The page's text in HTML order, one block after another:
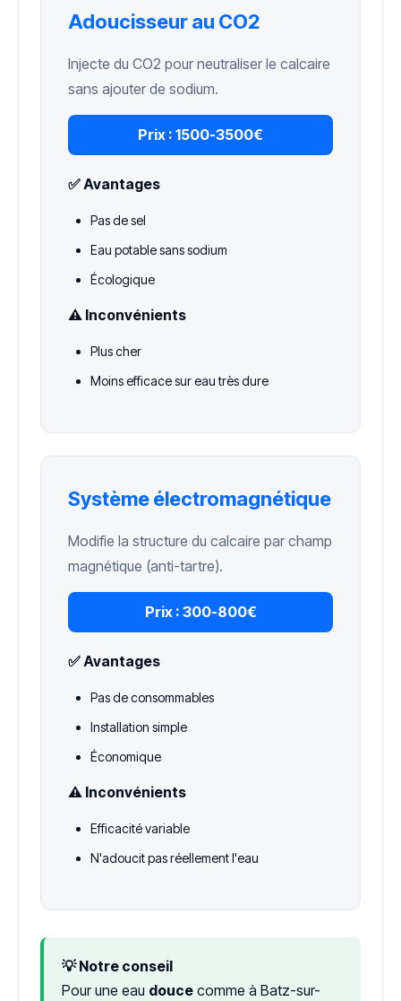
Adoucisseur au CO2
Injecte du CO2 pour neutraliser le calcaire
sans ajouter de sodium.
Prix : 1500-3500€
✅ Avantages
Pas de sel
Eau potable sans sodium
Écologique
⚠️ Inconvénients
Plus cher
Moins efficace sur eau très dure
Système électromagnétique
Modifie la structure du calcaire par champ
magnétique (anti-tartre).
Prix : 300-800€
✅ Avantages
Pas de consommables
Installation simple
Économique
⚠️ Inconvénients
Efficacité variable
N'adoucit pas réellement l'eau
💡 Notre conseil
Pour une eau douce comme à Batz-sur-